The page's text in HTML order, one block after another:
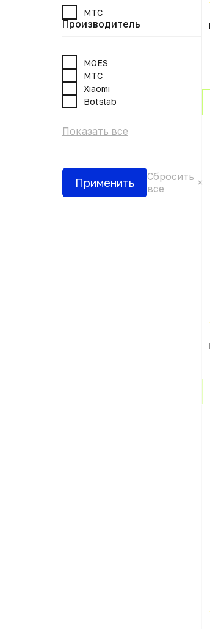
МТС
Производитель
MOES
МТС
Xiaomi
Botslab
Показать все
Применить
Сбросить
все